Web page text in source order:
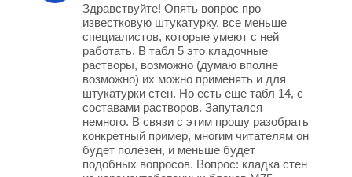
Здравствуйте! Опять вопрос про
известковую штукатурку, все меньше
специалистов, которые умеют с ней
работать. В табл 5 это кладочные
растворы, возможно (думаю вполне
возможно) их можно применять и для
штукатурки стен. Но есть еще табл 14, с
составами растворов. Запутался
немного. В связи с этим прошу разобрать
конкретный пример, многим читателям он
будет полезен, и меньше будет
подобных вопросов. Вопрос: кладка стен